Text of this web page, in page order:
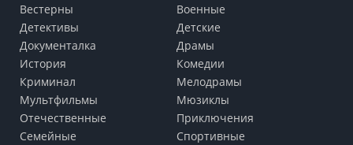
Вестерны
Военные
Детективы
Детские
Документалка
Драмы
История
Комедии
Криминал
Мелодрамы
Мультфильмы
Мюзиклы
Отечественные
Приключения
Семейные
Cпортивные